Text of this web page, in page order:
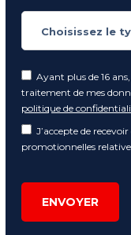
Ayant plus de 16
traitement de mes
politique de
J’accepte de
promotionnelles
ENVOYER